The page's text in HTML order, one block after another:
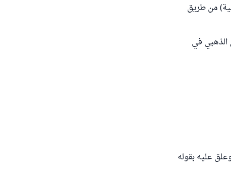
دار الكتب العلمية) من طريق
الذهبي في
رحمه الله هذا الحديث في تفسيره "الجامع لأحكام القرآن" (14/53) وعلق عليه بقوله